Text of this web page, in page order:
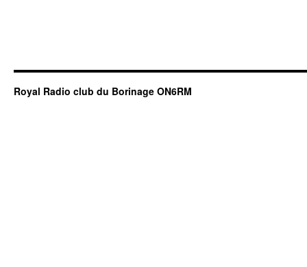
Royal Radio club du Borinage ON6RM